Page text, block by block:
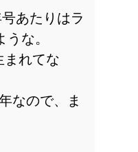
あたりはラ
な。
れてな
なので、ま